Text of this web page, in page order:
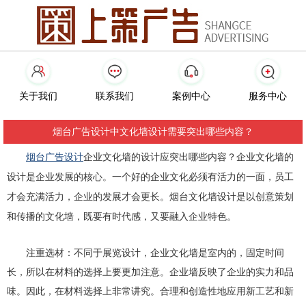
关于我们 联系我们 案例中心 服务中心
烟台广告设计中文化墙设计需要突出哪些内容？
烟台广告设计企业文化墙的设计应突出哪些内容？企业文化墙的
设计是企业发展的核心。一个好的企业文化必须有活力的一面，员工
才会充满活力，企业的发展才会更长。烟台文化墙设计是以创意策划
和传播的文化墙，既要有时代感，又要融入企业特色。
注重选材：不同于展览设计，企业文化墙是室内的，固定时间
长，所以在材料的选择上要更加注意。企业墙反映了企业的实力和品
味。因此，在材料选择上非常讲究。合理和创造性地应用新工艺和新